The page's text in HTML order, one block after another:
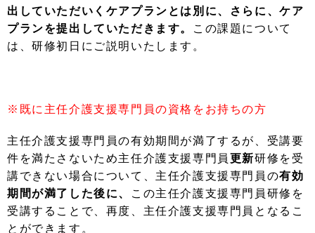
出していただいくケアプランとは別に、さらに、ケア
プランを提出していただきます。
この課題について
は、研修初日にご説明いたします。
※既に主任介護支援専門員の資格をお持ちの方
主任介護支援専門員の有効期間が満了するが、受講要
件を満たさないため主任介護支援専門員 更新研修を受
講できない場合について、主任介護支援専門員の有効
期間が満了した後に、
この主任介護支援専門員研修を
受講することで、再度、主任介護支援専門員となるこ
とができます。